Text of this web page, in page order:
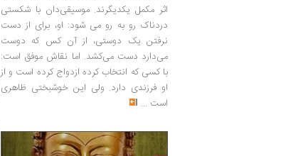
اثر مکمل یکدیگرند. موسیقی‌دان با شکستی
دردناک رو به رو می شود: او، برای از دست
نرفتن یک دوستی، از آن کس که دوست
می‌دارد دست می‌کشد. اما نقاش موفق است:
با کسی که انتخاب کرده ازدواج کرده است و از
او فرزندی دارد. ولی این خوشبختی ظاهری
است ...